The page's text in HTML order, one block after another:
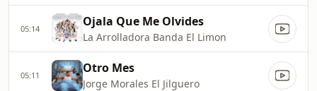
05:14 Ojala Que Me Olvides
La Arrolladora Banda El Limon
05:11 Otro Mes
Jorge Morales El Jilguero